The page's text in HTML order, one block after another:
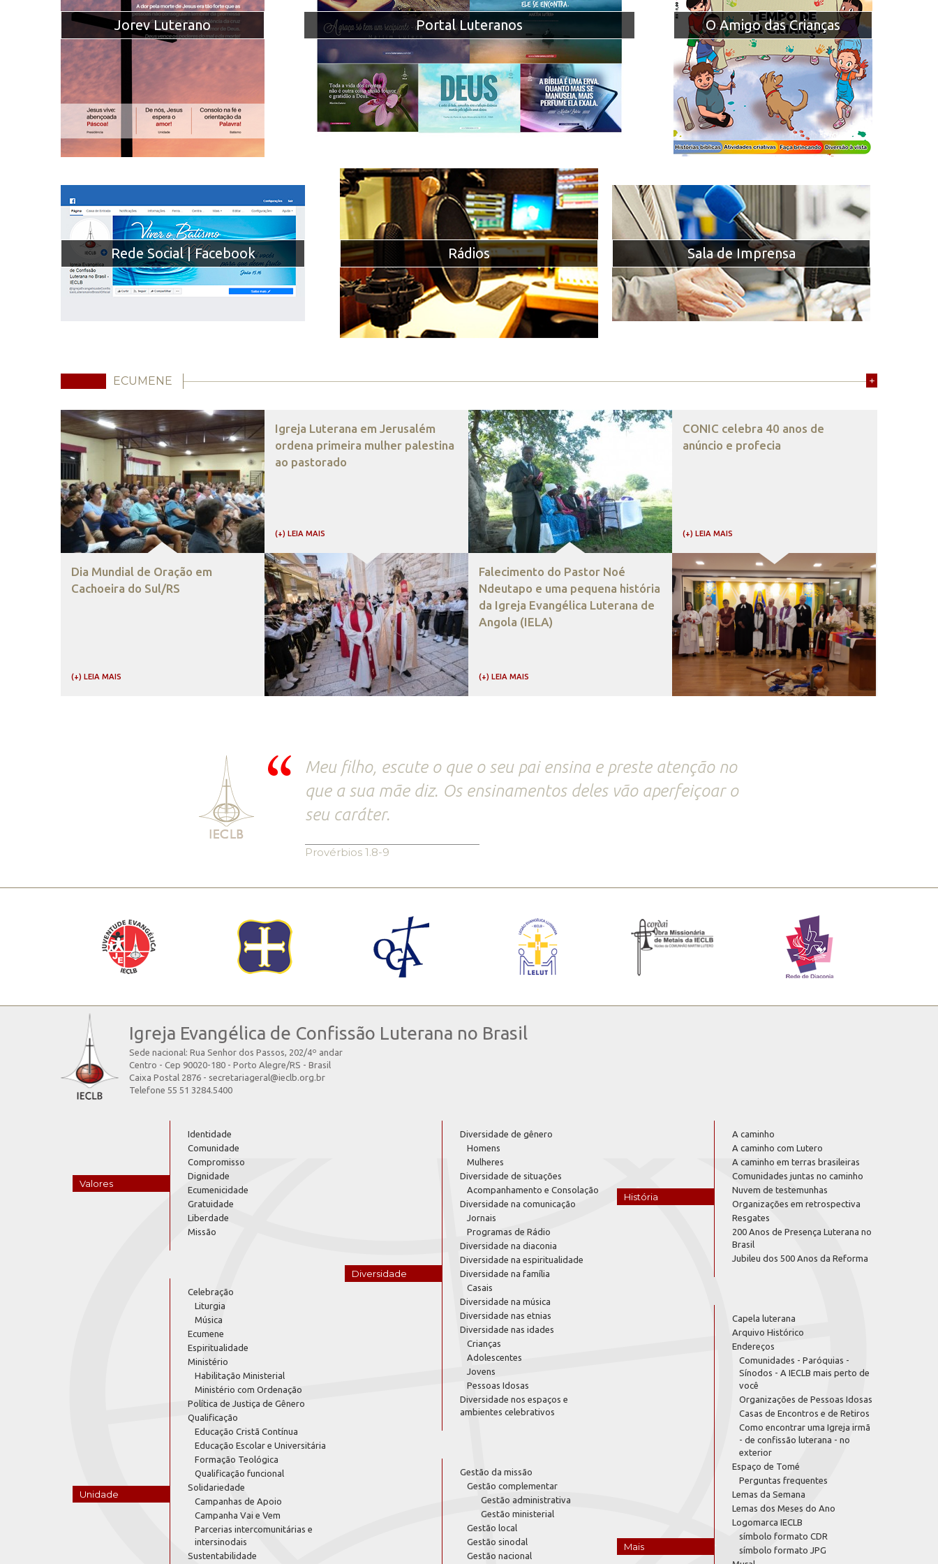
Jorev Luterano Portal Luteranos O Amigo das Crianças
Rede Social | Facebook Rádios Sala de Imprensa
ECUMENE +
Dia Mundial de Oração em
Cachoeira do Sul/RS
(+) LEIA MAIS
Igreja Luterana em Jerusalém
ordena primeira mulher palestina
ao pastorado
(+) LEIA MAIS
Falecimento do Pastor Noé
Ndeutapo e uma pequena história
da Igreja Evangélica Luterana de
Angola (IELA)
(+) LEIA MAIS
CONIC celebra 40 anos de
anúncio e profecia
(+) LEIA MAIS
Meu filho, escute o que o seu pai ensina e preste atenção no
que a sua mãe diz. Os ensinamentos deles vão aperfeiçoar o
seu caráter.
Provérbios 1.8-9
Igreja Evangélica de Confissão Luterana no Brasil
Sede nacional: Rua Senhor dos Passos, 202/4º andar
Centro - Cep 90020-180 - Porto Alegre/RS - Brasil
Caixa Postal 2876 - secretariageral@ieclb.org.br
Telefone 55 51 3284.5400
Valores
Identidade
Comunidade
Compromisso
Dignidade
Ecumenicidade
Gratuidade
Liberdade
Missão
Unidade
Celebração
Liturgia
Música
Ecumene
Espiritualidade
Ministério
Habilitação Ministerial
Ministério com Ordenação
Política de Justiça de Gênero
Qualificação
Educação Cristã Contínua
Educação Escolar e Universitária
Formação Teológica
Qualificação funcional
Solidariedade
Campanhas de Apoio
Campanha Vai e Vem
Parcerias intercomunitárias e
intersinodais
Sustentabilidade
Diversidade
Diversidade de gênero
Homens
Mulheres
Diversidade de situações
Acompanhamento e Consolação
Diversidade na comunicação
Jornais
Programas de Rádio
Diversidade na diaconia
Diversidade na espiritualidade
Diversidade na família
Casais
Diversidade na música
Diversidade nas etnias
Diversidade nas idades
Crianças
Adolescentes
Jovens
Pessoas Idosas
Diversidade nos espaços e
ambientes celebrativos
Gestão da missão
Gestão complementar
Gestão administrativa
Gestão ministerial
Gestão local
Gestão sinodal
Gestão nacional
História
A caminho
A caminho com Lutero
A caminho em terras brasileiras
Comunidades juntas no caminho
Nuvem de testemunhas
Organizações em retrospectiva
Resgates
200 Anos de Presença Luterana no
Brasil
Jubileu dos 500 Anos da Reforma
Mais
Capela luterana
Arquivo Histórico
Endereços
Comunidades - Paróquias -
Sínodos - A IECLB mais perto de
você
Organizações de Pessoas Idosas
Casas de Encontros e de Retiros
Como encontrar uma Igreja irmã
- de confissão luterana - no
exterior
Espaço de Tomé
Perguntas frequentes
Lemas da Semana
Lemas dos Meses do Ano
Logomarca IECLB
símbolo formato CDR
símbolo formato JPG